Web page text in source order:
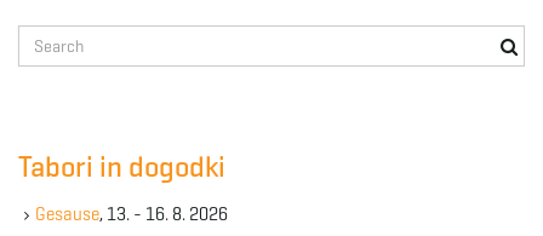
e
e
Tabori in dogodki
Gesause, 13. - 16. 8. 2026